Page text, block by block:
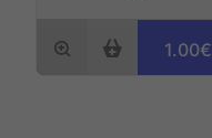
1.00€